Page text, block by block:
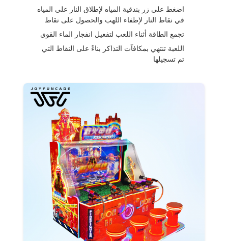
اضغط على زر بندقية المياه لإطلاق النار على المياه
في نقاط النار لإطفاء اللهب والحصول على نقاط
تجمع الطاقة أثناء اللعب لتفعيل انفجار الماء القوي
اللعبة تنتهي بمكافآت التذاكر بناءً على النقاط التي
تم تسجيلها